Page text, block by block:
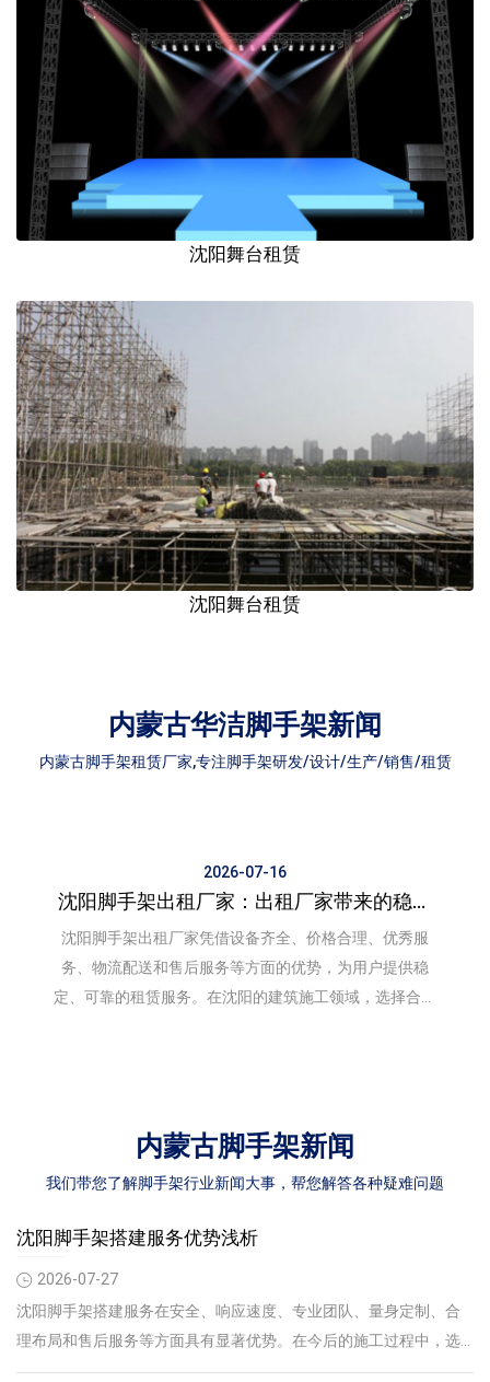
沈阳舞台租赁
沈阳舞台租赁
内蒙古华洁脚手架新闻
内蒙古脚手架租赁厂家,专注脚手架研发/设计/生产/销售/租赁
2026-07-16
​沈阳脚手架出租厂家：出租厂家带来的稳定
与可靠
沈阳脚手架出租厂家凭借设备齐全、价格合理、优秀服
务、物流配送和售后服务等方面的优势，为用户提供稳
定、可靠的租赁服务。在沈阳的建筑施工领域，选择合适
内蒙古脚手架新闻
我们带您了解脚手架行业新闻大事，帮您解答各种疑难问题
沈阳脚手架搭建服务优势浅析
2026-07-27
沈阳脚手架搭建服务在安全、响应速度、专业团队、量身定制、合
理布局和售后服务等方面具有显著优势。在今后的施工过程中，选
择沈阳脚手架搭建服务，将为您的工程项目带来更多保障。